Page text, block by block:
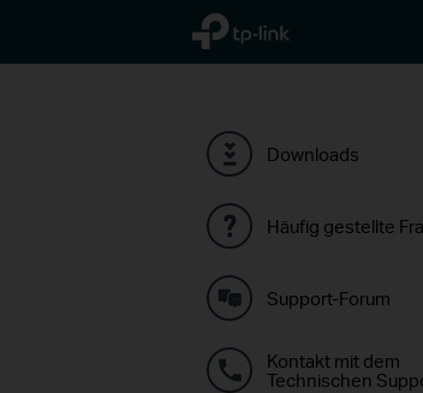
TP-Link, Reliably Smart
Downloads
Häufig gestellte
Support-Forum
Kontakt mit dem
Technischen